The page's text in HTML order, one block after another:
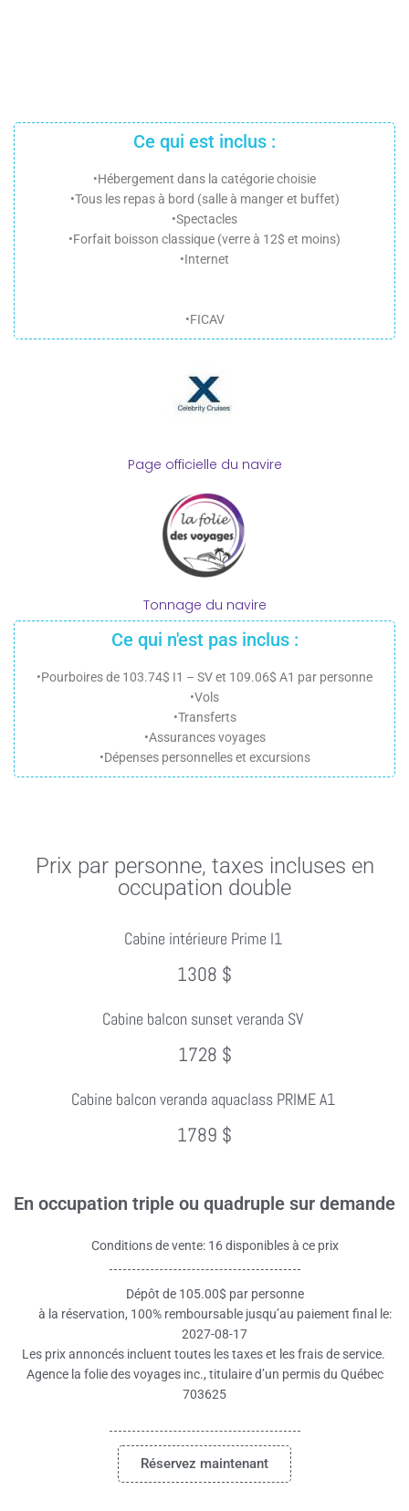
Ce qui est inclus :
•Hébergement dans la catégorie choisie
•Tous les repas à bord (salle à manger et buffet)
•Spectacles
•Forfait boisson classique (verre à 12$ et moins)
•Internet
•FICAV
Page officielle du navire
Tonnage du navire
Ce qui n'est pas inclus :
•Pourboires de 103.74$ I1 – SV et 109.06$ A1 par personne
•Vols
•Transferts
•Assurances voyages
•Dépenses personnelles et excursions
Prix par personne, taxes incluses en
occupation double
Cabine intérieure Prime I1
1308 $
Cabine balcon sunset veranda SV
1728 $
Cabine balcon veranda aquaclass PRIME A1
1789 $
En occupation triple ou quadruple sur demande
Conditions de vente: 16 disponibles à ce prix
Dépôt de 105.00$ par personne
à la réservation, 100% remboursable jusqu’au paiement final le:
2027-08-17
Les prix annoncés incluent toutes les taxes et les frais de service.
Agence la folie des voyages inc., titulaire d’un permis du Québec
703625
Réservez maintenant